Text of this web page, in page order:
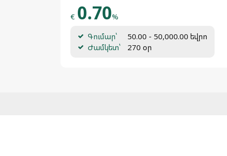
€ 0.70%
Գումար՝
50.00 - 50,000.00 եվրո
Ժամկետ՝
270 օր